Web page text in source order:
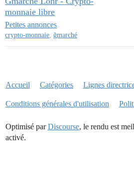
monnaie libre
Petites annonces
crypto-monnaie, ğmarché
Accueil Catégories Lignes
Conditions générales d'utilisation
Optimisé parDiscourse, le rendu est
activé.